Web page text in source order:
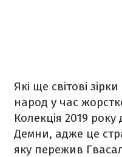
Які ще світові
народ у час
Колекція 2019
Демни, адже це
яку пережив